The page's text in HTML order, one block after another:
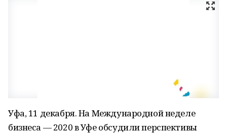
Уфа, 11 декабря. На Международной неделе
бизнеса — 2020 в Уфе обсудили перспективы